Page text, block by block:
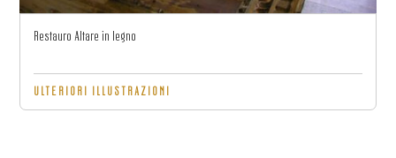
Restauro Altare in legno
ULTERIORI ILLUSTRAZIONI